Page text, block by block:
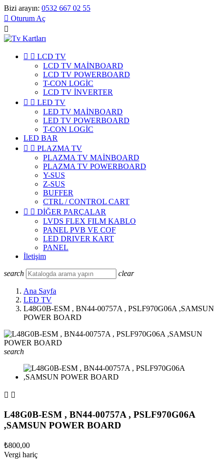
Bizi arayın: 0532 667 02 55
 Oturum Aç

  LCD TV
LCD TV MAİNBOARD
LCD TV POWERBOARD
T-CON LOGİC
LCD TV İNVERTER
  LED TV
LED TV MAİNBOARD
LED TV POWERBOARD
T-CON LOGİC
LED BAR
  PLAZMA TV
PLAZMA TV MAİNBOARD
PLAZMA TV POWERBOARD
Y-SUS
Z-SUS
BUFFER
CTRL / CONTROL CART
  DİĞER PARÇALAR
LVDS FLEX FILM KABLO
PANEL PVB VE COF
LED DRIVER KART
PANEL
İletişim
search clear
Ana Sayfa
LED TV
L48G0B-ESM , BN44-00757A , PSLF970G06A ,SAMSUN
POWER BOARD
search
 
L48G0B-ESM , BN44-00757A , PSLF970G06A
,SAMSUN POWER BOARD
₺800,00
Vergi hariç